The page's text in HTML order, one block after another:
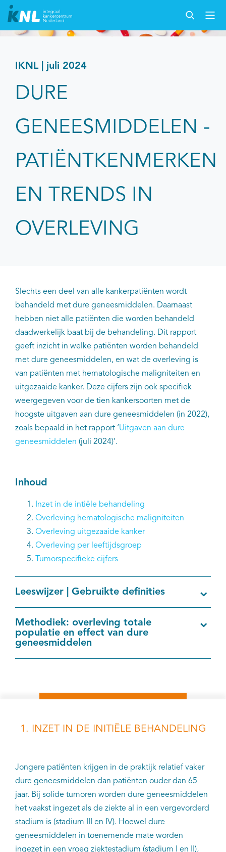
IKNL | juli 2024
DURE
GENEESMIDDELEN -
PATIËNTKENMERKEN
EN TRENDS IN
OVERLEVING
Slechts een deel van alle kankerpatiënten wordt
behandeld met dure geneesmiddelen. Daarnaast
hebben niet alle patiënten die worden behandeld
daadwerkelijk baat bij de behandeling. Dit rapport
geeft inzicht in welke patiënten worden behandeld
met dure geneesmiddelen, en wat de overleving is
van patiënten met hematologische maligniteiten en
uitgezaaide kanker. Deze cijfers zijn ook specifiek
weergegeven voor de tien kankersoorten met de
hoogste uitgaven aan dure geneesmiddelen (in 2022),
zoals bepaald in het rapport ‘Uitgaven aan dure
geneesmiddelen (juli 2024)’.
Inhoud
Inzet in de intiële behandeling
Overleving hematologische maligniteiten
Overleving uitgezaaide kanker
Overleving per leeftijdsgroep
Tumorspecifieke cijfers
Leeswijzer | Gebruikte definities
Methodiek: overleving totale
populatie en effect van dure
geneesmiddelen
1. INZET IN DE INITIËLE BEHANDELING
Jongere patiënten krijgen in de praktijk relatief vaker
dure geneesmiddelen dan patiënten ouder dan 65
jaar. Bij solide tumoren worden dure geneesmiddelen
het vaakst ingezet als de ziekte al in een vergevorderd
stadium is (stadium III en IV). Hoewel dure
geneesmiddelen in toenemende mate worden
ingezet in een vroeg ziektestadium (stadium I en II),